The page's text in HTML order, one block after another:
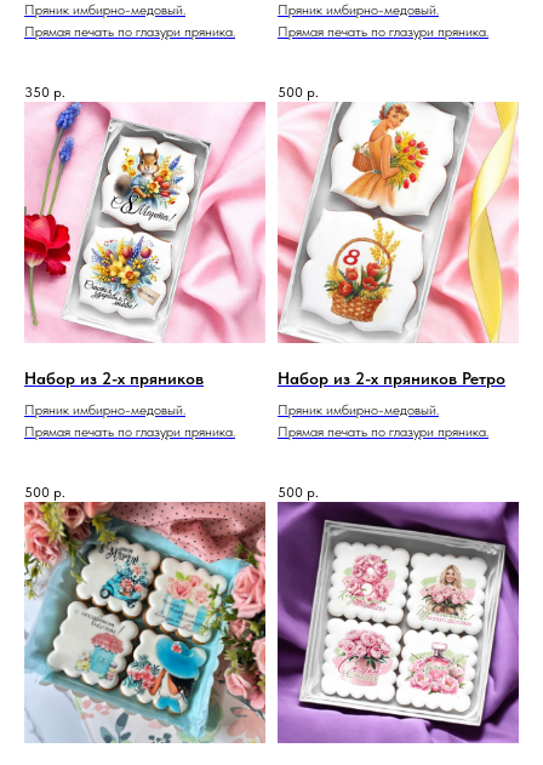
Пряник имбирно-медовый.
Прямая печать по глазури пряника.
350 р.
Пряник имбирно-медовый.
Прямая печать по глазури пряника.
500 р.
Набор из 2-х пряников
Пряник имбирно-медовый.
Прямая печать по глазури пряника.
500 р.
Набор из 2-х пряников Ретро
Пряник имбирно-медовый.
Прямая печать по глазури пряника.
500 р.